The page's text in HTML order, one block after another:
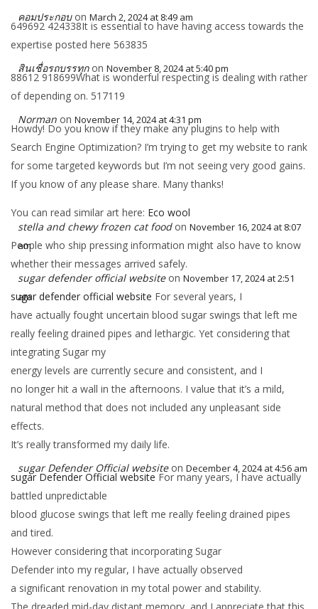
คอมประกอบ on March 2, 2024 at 8:49 am
649692 424338It is essential to have having access towards the
expertise posted here 563835
สินเชื่อรถบรรทุก on November 8, 2024 at 5:40 pm
88612 918699What is wonderful respecting is dealing with rather
of depending on. 517119
Norman on November 14, 2024 at 4:31 pm
Howdy! Do you know if they make any plugins to help with
Search Engine Optimization? I’m trying to get my website to rank
for some targeted keywords but I’m not seeing very good gains.
If you know of any please share. Many thanks!
You can read similar art here: Eco wool
stella and chewy frozen cat food on November 16, 2024 at 8:07
am
People who ship pressing information might also have to know
whether their messages arrived safely.
sugar defender official website on November 17, 2024 at 2:51
am
sugar defender official website For several years, I
have actually fought uncertain blood sugar swings that left me
really feeling drained pipes and lethargic. Yet considering that
integrating Sugar my
energy levels are currently secure and consistent, and I
no longer hit a wall in the afternoons. I value that it’s a mild,
natural method that does not included any unpleasant side
effects.
It’s really transformed my daily life.
sugar Defender Official website on December 4, 2024 at 4:56 am
sugar Defender Official website For many years, I have actually
battled unpredictable
blood glucose swings that left me really feeling drained pipes
and tired.
However considering that incorporating Sugar
Defender into my regular, I have actually observed
a significant renovation in my total power and stability.